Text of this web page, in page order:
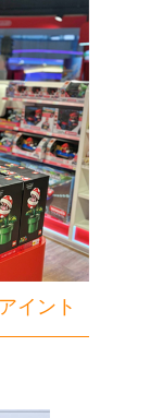
イント